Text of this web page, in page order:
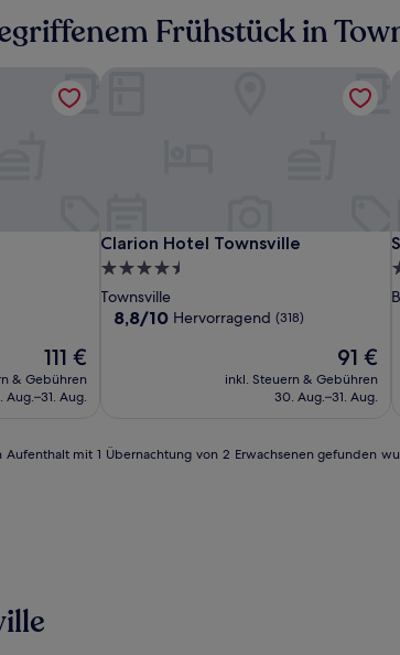
Frühstück in
Hotel
Grand
Chancellor
Townsville
Mercure
Townsville
Der
Preis
beträgt
111 €
& Gebühren
Aug.–31. Aug.
Clarion
Hotel
Townsville
Clarion Hotel Townsville
Clarion Hotel Townsville
4.5-
Sterne-
Unterkunft
Townsville
8.8
8,8/10 Hervorragend (318)
Der
Preis
beträgt
91 €
inkl. Steuern & Gebühren
30. Aug.–31. Aug.
mit 1 Übernachtung von 2 Erwachsenen gefunden